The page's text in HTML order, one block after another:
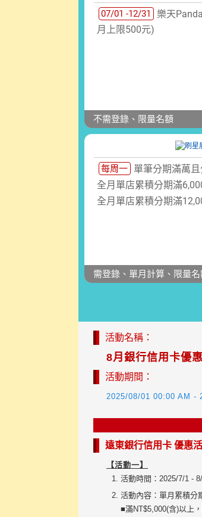
07/01 -12/31 樂天
月上限500元)
不需登錄、限量名額
每周一 單筆分期滿萬
全月單店累積分期滿
全月單店累積分期滿
需登錄、單月計算、限量
活動名稱：
8月銀行信用卡優
活動期間：
2025/08/01 00:00 AM -
遠東銀行信用卡 優惠
【活動一】
活動時間：2025/7/1 -
活動內容：單月累積分
■滿NT$5,000(含)以上